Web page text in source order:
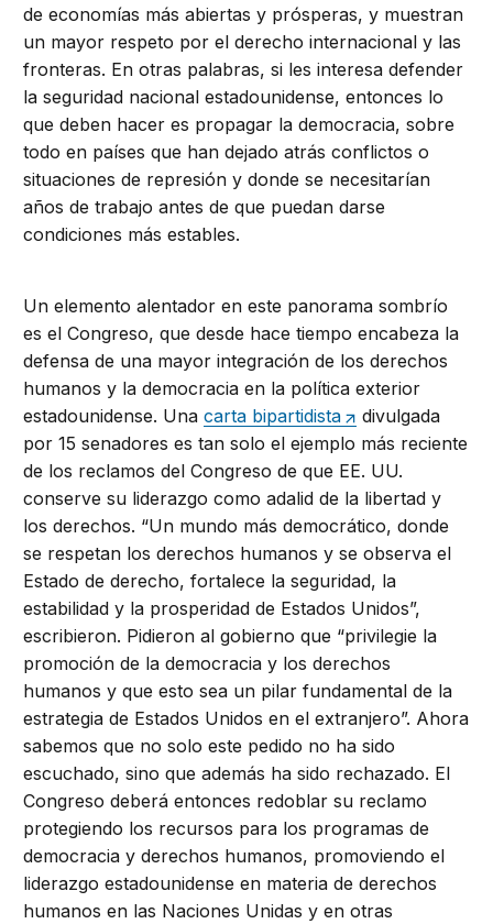
de economías más abiertas y prósperas, y muestran
un mayor respeto por el derecho internacional y las
fronteras. En otras palabras, si les interesa defender
la seguridad nacional estadounidense, entonces lo
que deben hacer es propagar la democracia, sobre
todo en países que han dejado atrás conflictos o
situaciones de represión y donde se necesitarían
años de trabajo antes de que puedan darse
condiciones más estables.
Un elemento alentador en este panorama sombrío
es el Congreso, que desde hace tiempo encabeza la
defensa de una mayor integración de los derechos
humanos y la democracia en la política exterior
estadounidense. Unacarta bipartidista
divulgada
por 15 senadores es tan solo el ejemplo más reciente
de los reclamos del Congreso de que EE. UU.
conserve su liderazgo como adalid de la libertad y
los derechos. “Un mundo más democrático, donde
se respetan los derechos humanos y se observa el
Estado de derecho, fortalece la seguridad, la
estabilidad y la prosperidad de Estados Unidos”,
escribieron. Pidieron al gobierno que “privilegie la
promoción de la democracia y los derechos
humanos y que esto sea un pilar fundamental de la
estrategia de Estados Unidos en el extranjero”. Ahora
sabemos que no solo este pedido no ha sido
escuchado, sino que además ha sido rechazado. El
Congreso deberá entonces redoblar su reclamo
protegiendo los recursos para los programas de
democracia y derechos humanos, promoviendo el
liderazgo estadounidense en materia de derechos
humanos en las Naciones Unidas y en otras